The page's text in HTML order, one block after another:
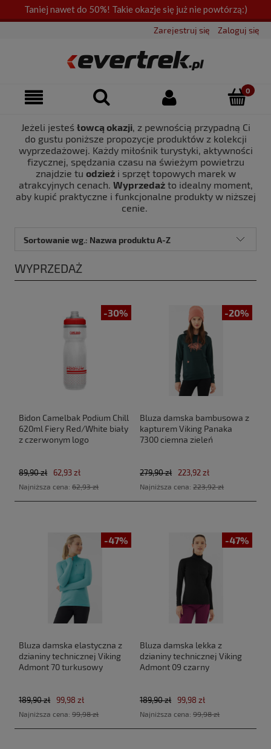
Taniej nawet do 50%! Takie okazje się już nie powtórzą:)
Zarejestruj się Zaloguj się
Jeżeli jesteś łowcą okazji, z pewnością przypadną Ci
do gustu poniższe propozycje produktów z kolekcji
wyprzedażowej. Każdy miłośnik turystyki, aktywności
fizycznej, spędzania czasu na świeżym powietrzu
znajdzie tu odzieżi sprzęt topowych marek w
atrakcyjnych cenach. Wyprzedażto idealny moment,
aby kupić praktyczne i funkcjonalne produkty w niższej
cenie.
WYPRZEDAŻ
Sortowanie wg.: Nazwa produktu A-Z
-30%
Bidon Camelbak Podium Chill
620ml Fiery Red/White biały
z czerwonym logo
62,93 zł
89,90 zł
Najniższa cena:62,93 zł
-20%
Bluza damska bambusowa z
kapturem Viking Panaka
7300 ciemna zieleń
223,92 zł
279,90 zł
Najniższa cena:223,92 zł
-47%
Bluza damska elastyczna z
dzianiny technicznej Viking
Admont 70 turkusowy
99,98 zł
189,90 zł
Najniższa cena:99,98 zł
-47%
Bluza damska lekka z
dzianiny technicznej Viking
Admont 09 czarny
99,98 zł
189,90 zł
Najniższa cena:99,98 zł